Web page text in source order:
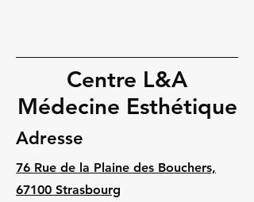
Centre L&A
Médecine Esthétique
Adresse
76 Rue de la Plaine des Bouchers,
67100 Strasbourg